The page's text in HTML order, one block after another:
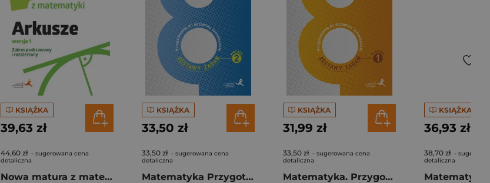
KSIĄŻKA
39,63 zł
44,60 zł - sugerowana cena
detaliczna
Nowa matura z matematyki arkusze maturalne zakres podstawowy i rozszerzony wersja 1
KSIĄŻKA
33,50 zł
33,50 zł - sugerowana cena
detaliczna
Matematyka Przygotowanie do egzaminu ósmoklasisty zestawy zadań Wersja 2
KSIĄŻKA
31,99 zł
33,50 zł - sugerowana cena
detaliczna
Matematyka. Przygotowanie do egzaminu ósmoklasisty. Zestawy zadań. Wersja 1
KSIĄŻKA
36,93 zł
38,70 zł -
detaliczna